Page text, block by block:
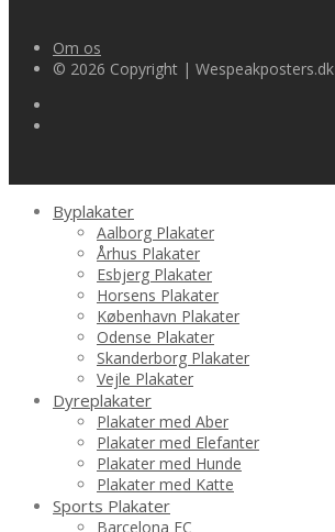
Om os
© 2026 Copyright | Wespeakposters.dk
Byplakater
Aalborg Plakater
Århus Plakater
Esbjerg Plakater
Horsens Plakater
København Plakater
Odense Plakater
Skanderborg Plakater
Vejle Plakater
Dyreplakater
Plakater med Aber
Plakater med Elefanter
Plakater med Hunde
Plakater med Katte
Sports Plakater
Barcelona FC